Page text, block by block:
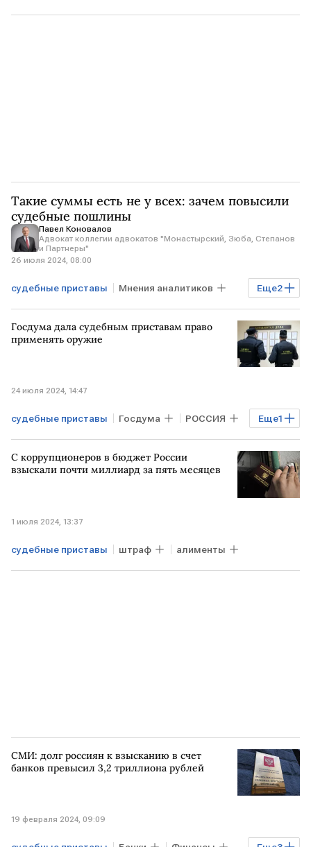
Такие суммы есть не у всех: зачем повысили
судебные пошлины
Павел Коновалов
Адвокат коллегии адвокатов "Монастырский, Зюба, Степанов
и Партнеры"
26 июля 2024, 08:00
Еще2
судебные приставы Мнения аналитиков
суд повышение пошлин
Госдума дала судебным приставам право
применять оружие
24 июля 2024, 14:47
Еще1
судебные приставы Госдума РОССИЯ
оружие
С коррупционеров в бюджет России
взыскали почти миллиард за пять месяцев
1 июля 2024, 13:37
судебные приставы штраф алименты
СМИ: долг россиян к взысканию в счет
банков превысил 3,2 триллиона рублей
19 февраля 2024, 09:09